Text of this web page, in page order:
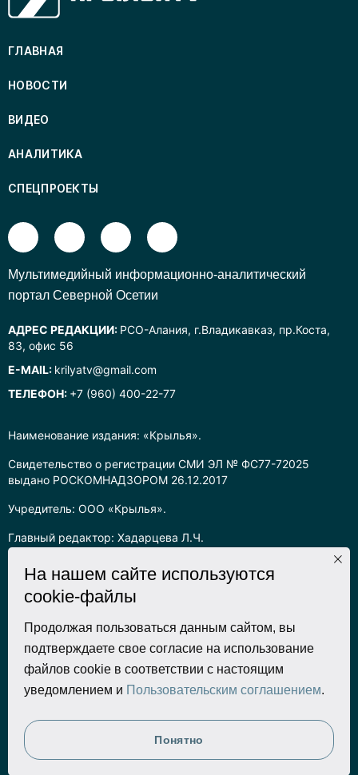
Наименование издания: «Крылья».
Свидетельство о регистрации СМИ ЭЛ № ФС77-72025
выдано РОСКОМНАДЗОРОМ 26.12.2017
Учредитель: ООО «Крылья».
Главный редактор: Хадарцева Л.Ч.
Информация на сайте предназначена для лиц старше 16 лет.
Все права на любые материалы, опубликованные на сайте,
защищены в соответствии с российским законодательством
об интеллектуальной собственности. Любое использование
текстовых, фото, аудио и видеоматериалов возможно только
с согласия правообладателя (ООО «Крылья») и при строгом
наличии ссылки на ресурс. Для сетевых ресурсов –
гиперссылка.
Разработка сайта
ГЛАВНАЯ
НОВОСТИ
ВИДЕО
АНАЛИТИКА
СПЕЦПРОЕКТЫ
Mультимедийный информационно-аналитический
портал Северной Осетии
АДРЕС РЕДАКЦИИ: РСО-Алания, г.Владикавказ, пр.Коста,
83, офис 56
E-MAIL: krilyatv@gmail.com
ТЕЛЕФОН: +7 (960) 400-22-77
На нашем сайте используются
cookie-файлы
Продолжая пользоваться данным сайтом, вы
подтверждаете свое согласие на использование
файлов cookie в соответствии с настоящим
уведомлением и Пользовательским соглашением.
Понятно